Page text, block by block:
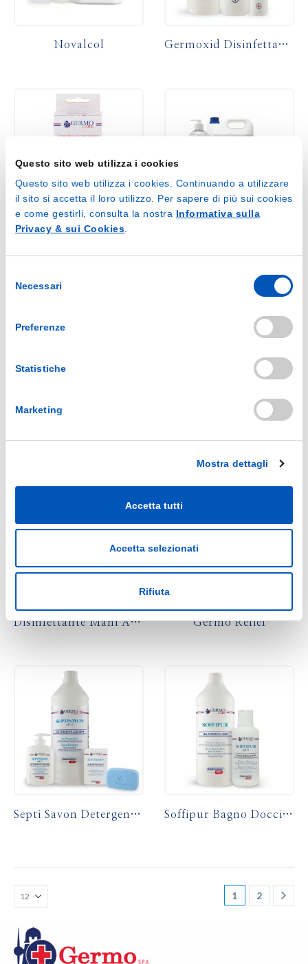
Questo sito web utilizza i cookies
Questo sito web utilizza i cookies. Continuando a utilizzare
il sito si accetta il loro utilizzo. Per sapere di più sui cookies
e come gestirli, consulta la nostra Informativa sulla
Privacy & sui Cookies
delNecessari
Preferenze
Statistiche
Marketing
Mostra dettagli
Accetta tutti
Accetta selezionati
Rifiuta
Novalcol Germoxid Disinfettante alla Clorexidina Liquido
Disinfettante Mani Alcolico Germo Relief
Septi Savon Detergente Liquido e Sapone Delicato Soffipur Bagno Doccia Baby
1 2